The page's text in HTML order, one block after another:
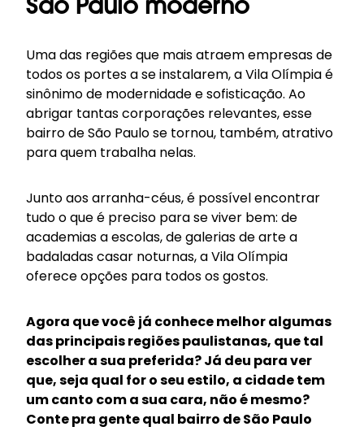
São Paulo moderno
Uma das regiões que mais atraem empresas de
todos os portes a se instalarem, a Vila Olímpia é
sinônimo de modernidade e sofisticação. Ao
abrigar tantas corporações relevantes, esse
bairro de São Paulo se tornou, também, atrativo
para quem trabalha nelas.
Junto aos arranha-céus, é possível encontrar
tudo o que é preciso para se viver bem: de
academias a escolas, de galerias de arte a
badaladas casar noturnas, a Vila Olímpia
oferece opções para todos os gostos.
Agora que você já conhece melhor algumas
das principais regiões paulistanas, que tal
escolher a sua preferida? Já deu para ver
que, seja qual for o seu estilo, a cidade tem
um canto com a sua cara, não é mesmo?
Conte pra gente qual bairro de São Paulo